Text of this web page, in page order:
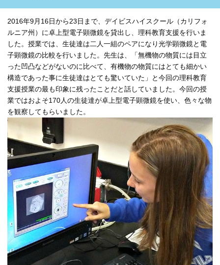
2016年9月16日から23日まで、デイビスハイスクール（カリフォ
ルニア州）に卓上型電子顕微鏡を貸出し、理科教育支援を行いま
した。授業では、生徒達は二人一組のペアになり光学顕微鏡と電
子顕微鏡の比較を行いました。先生は、「無機物の物質には目立
った凹凸などがないのに比べて、有機物の物質にはとても細かい
構造であった事に生徒達はとても驚いていた」と今回の理科教育
支援授業の最も印象に残ったことだと話していました。今回の授
業ではおよそ170人の生徒達が卓上型電子顕微鏡を使い、色々な物
を観察してもらいました。